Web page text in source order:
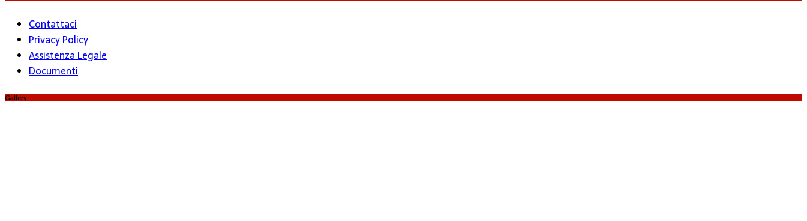
Contattaci
Privacy Policy
Assistenza Legale
Documenti
Gallery